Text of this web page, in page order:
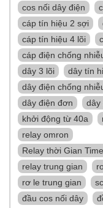
cos nối dây điện
cáp tín hiệu 2 sợi
cáp tín hiệu 4 lõi
cáp điện chống
dây 3 lõi
dây tín
dây điện chống
dây điện đơn
dây
khởi động từ 40a
relay omron
Relay thời Gian
relay trung gian
rơ le trung gian
sc
đầu cos nối dây